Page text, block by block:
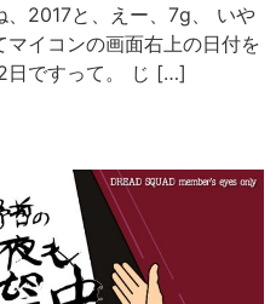
、2017と、えー、7g、 いや
イコンの画面右上の日付を
日ですって。 じ […]